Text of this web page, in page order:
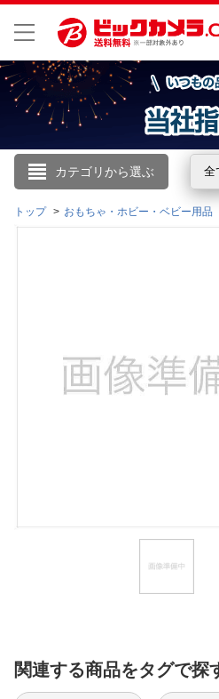
カテゴリから選ぶ 全
こんにちは
ロ
閲覧履歴
トップ おもちゃ・ホビー・ベビー用品
関連する商品をタグで探